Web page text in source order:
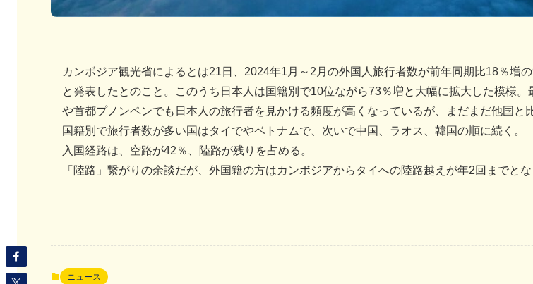
カンボジア観光省によるとは21日、2024年1月～2月の外国人旅行者数が前年同期比18％増
と発表したとのこと。このうち日本人は国籍別で10位ながら73％増と大幅に拡大した模様。
や首都プノンペンでも日本人の旅行者を見かける頻度が高くなっているが、まだまだ他国と
国籍別で旅行者数が多い国はタイでやベトナムで、次いで中国、ラオス、韓国の順に続く。
入国経路は、空路が42％、陸路が残りを占める。
「陸路」繋がりの余談だが、外国籍の方はカンボジアからタイへの陸路越えが年2回までとな
ニュース